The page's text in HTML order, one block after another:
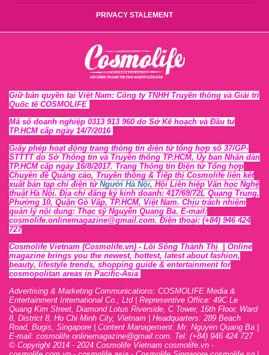
PRIVACY STALEMENT
Giữ bản quyền tại Việt Nam: Công ty TNHH Truyền thông và Giải trí
Quốc tế COSMOLIFE
Mã số doanh nghiệp 0313 913 960 do Sở Kế hoạch và Đầu tư
TP.HCM cấp ngày 14/7/2016
Giấy phép hoạt động trang thông tin điện tử tổng hợp số 37/GP-
STTTT do Sở Thông tin và Truyền thông TP.HCM, Ủy ban Nhân dân
TP.HCM cấp ngày 16/8/2017. Trang Thông tin Điện tử Tổng hợp
Chuyên đề Quảng cáo, Truyền thông & Tiếp thị Cosmolife liên kết
xuất bản tạp chí điện tử Người Hà Nội, Hội Liên hiệp Văn học Nghệ
thuật Hà Nội. Địa chỉ đăng ký kinh doanh: 417/69/72L Quang Trung,
Phường 10, Quận Gò Vấp, TP.HCM, Việt Nam. Chịu trách nhiệm
quản lý nội dung: Thạc sỹ Nguyễn Quang Ba. E-mail:
cosmolife.onlinemagazine@gmail.com. Điện thoại: (+84) 946 424
727
Cosmolife Vietnam (Cosmolife.vn) - Lối Sống Thành Thị | Online
magazine brings you the newest, hottest, latest about fashion,
beauty, lifestyle trends, shopping guide & entertainment for
cosmopolitan areas in Pacific-Asia
Advertising & Marketing Communications: COSMOLIFE Media &
Entertainment International Co., Ltd | Representive Office: 49C Le
Quang Kim Street, Diamond Lotus Riverside, C Tower, 16th Floor, Ward
8, District 8, Ho Chi Minh City, Vietnam | Headquarters: 289 Beach
Road, Bugis, Singapore | Content Management: Mr. Nguyen Quang Ba |
E-mail: cosmolife.onlinemagazine@gmail.com. Tel: (+84) 946 424 727
© Copyright 2014 - 2024 Cosmolife Vietnam cosmolife.vn -